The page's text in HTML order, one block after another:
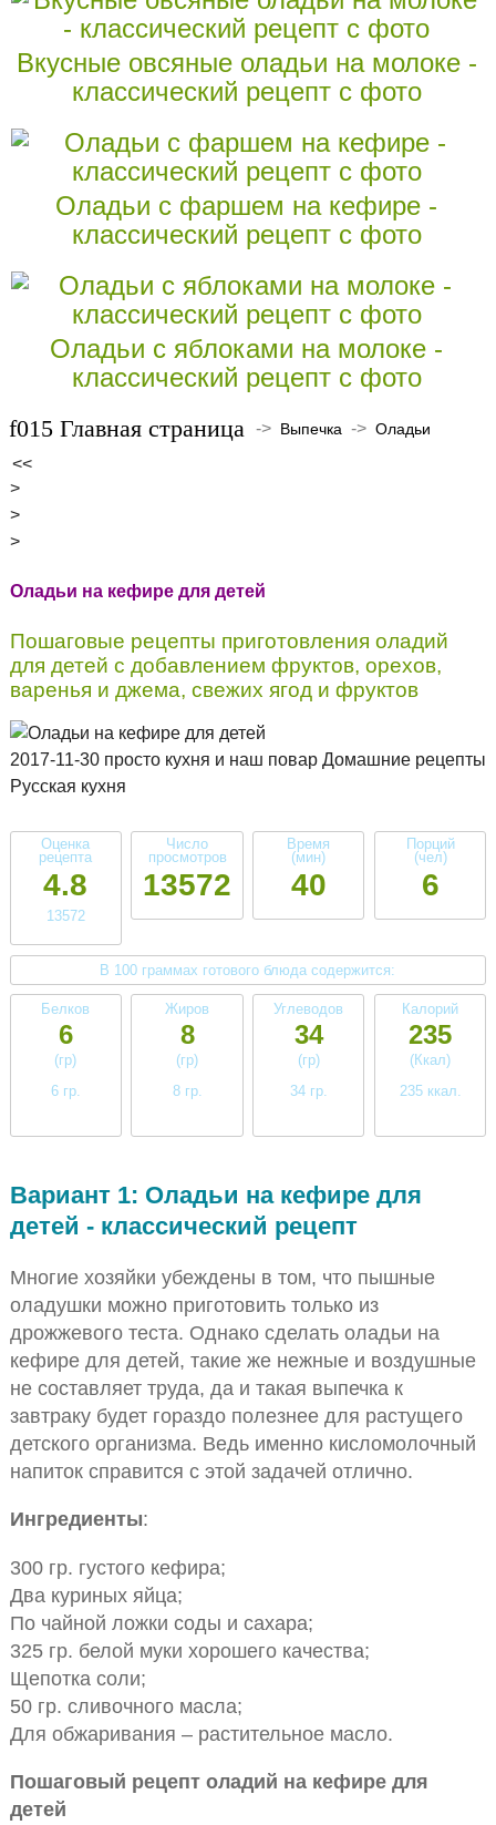
Вкусные овсяные оладьи на молоке -
классический рецепт с фото
Оладьи с фаршем на кефире -
классический рецепт с фото
Оладьи с яблоками на молоке -
классический рецепт с фото
Главная страница -> Выпечка ->Оладьи
<<
>
>
>
Оладьи на кефире для детей
Пошаговые рецепты приготовления оладий
для детей с добавлением фруктов, орехов,
варенья и джема, свежих ягод и фруктов
2017-11-30 просто кухня и наш повар Домашние рецепты
Русская кухня
Оценка
рецепта
4.8
13572
Число
просмотров
13572
Время
(мин)
40
Порций
(чел)
6
В 100 граммах готового блюда содержится:
Белков
6
(гр)
6 гр.
Жиров
8
(гр)
8 гр.
Углеводов
34
(гр)
34 гр.
Калорий
235
(Ккал)
235 ккал.
Вариант 1: Оладьи на кефире для
детей - классический рецепт
Многие хозяйки убеждены в том, что пышные
оладушки можно приготовить только из
дрожжевого теста. Однако сделать оладьи на
кефире для детей, такие же нежные и воздушные
не составляет труда, да и такая выпечка к
завтраку будет гораздо полезнее для растущего
детского организма. Ведь именно кисломолочный
напиток справится с этой задачей отлично.
Ингредиенты:
300 гр. густого кефира;
Два куриных яйца;
По чайной ложки соды и сахара;
325 гр. белой муки хорошего качества;
Щепотка соли;
50 гр. сливочного масла;
Для обжаривания – растительное масло.
Пошаговый рецепт оладий на кефире для
детей